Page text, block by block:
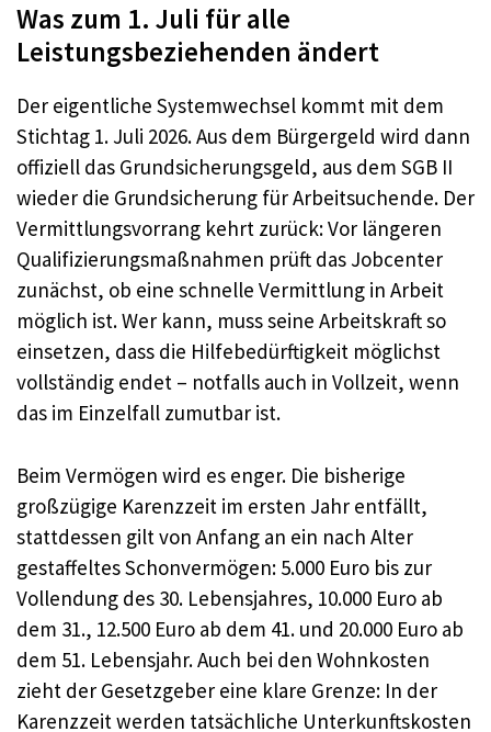
Was zum 1. Juli für alle
Leistungsbeziehenden ändert
Der eigentliche Systemwechsel kommt mit dem
Stichtag 1. Juli 2026. Aus dem Bürgergeld wird dann
offiziell das Grundsicherungsgeld, aus dem SGB II
wieder die Grundsicherung für Arbeitsuchende. Der
Vermittlungsvorrang kehrt zurück: Vor längeren
Qualifizierungsmaßnahmen prüft das Jobcenter
zunächst, ob eine schnelle Vermittlung in Arbeit
möglich ist. Wer kann, muss seine Arbeitskraft so
einsetzen, dass die Hilfebedürftigkeit möglichst
vollständig endet – notfalls auch in Vollzeit, wenn
das im Einzelfall zumutbar ist.
Beim Vermögen wird es enger. Die bisherige
großzügige Karenzzeit im ersten Jahr entfällt,
stattdessen gilt von Anfang an ein nach Alter
gestaffeltes Schonvermögen: 5.000 Euro bis zur
Vollendung des 30. Lebensjahres, 10.000 Euro ab
dem 31., 12.500 Euro ab dem 41. und 20.000 Euro ab
dem 51. Lebensjahr. Auch bei den Wohnkosten
zieht der Gesetzgeber eine klare Grenze: In der
Karenzzeit werden tatsächliche Unterkunftskosten